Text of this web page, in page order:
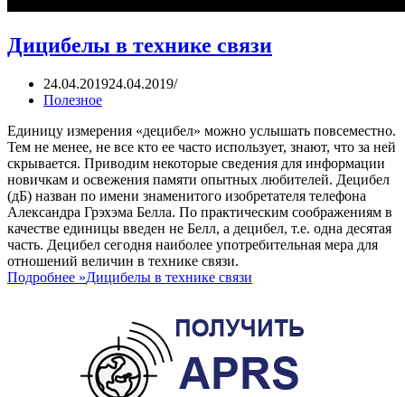
Дицибелы в технике связи
24.04.201924.04.2019
Полезное
Единицу измерения «децибел» можно услышать повсеместно.
Тем не менее, не все кто ее часто использует, знают, что за ней
скрывается. Приводим некоторые сведения для информации
новичкам и освежения памяти опытных любителей. Децибел
(дБ) назван по имени знаменитого изобретателя телефона
Александра Грэхэма Белла. По практическим соображениям в
качестве единицы введен не Белл, а децибел, т.е. одна десятая
часть. Децибел сегодня наиболее употребительная мера для
отношений величин в технике связи.
Подробнее »Дицибелы в технике связи